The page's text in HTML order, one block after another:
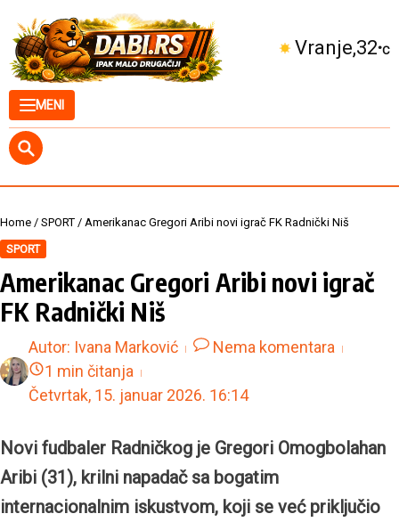
MENI
Kuršumlija 31°C
Home / SPORT / Amerikanac Gregori Aribi novi igrač FK Radnički Niš
SPORT
Amerikanac Gregori Aribi novi igrač
FK Radnički Niš
Autor: Ivana Marković
Nema komentara
1 min čitanja
Četvrtak, 15. januar 2026. 16:14
Novi fudbaler Radničkog je Gregori Omogbolahan
Aribi (31), krilni napadač sa bogatim
internacionalnim iskustvom, koji se već priključio